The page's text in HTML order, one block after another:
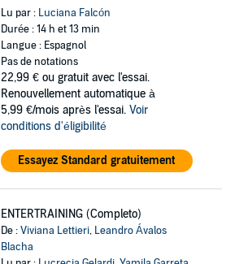
Lu par : Luciana Falcón
Durée : 14 h et 13 min
Langue : Espagnol
Pas de notations
22,99 € ou gratuit avec l'essai.
Renouvellement automatique à
5,99 €/mois après l'essai. Voir
conditions d'éligibilité
Essayez Standard gratuitement
ENTERTRAINING (Completo)
De :Viviana Lettieri, Leandro Ávalos
Blacha